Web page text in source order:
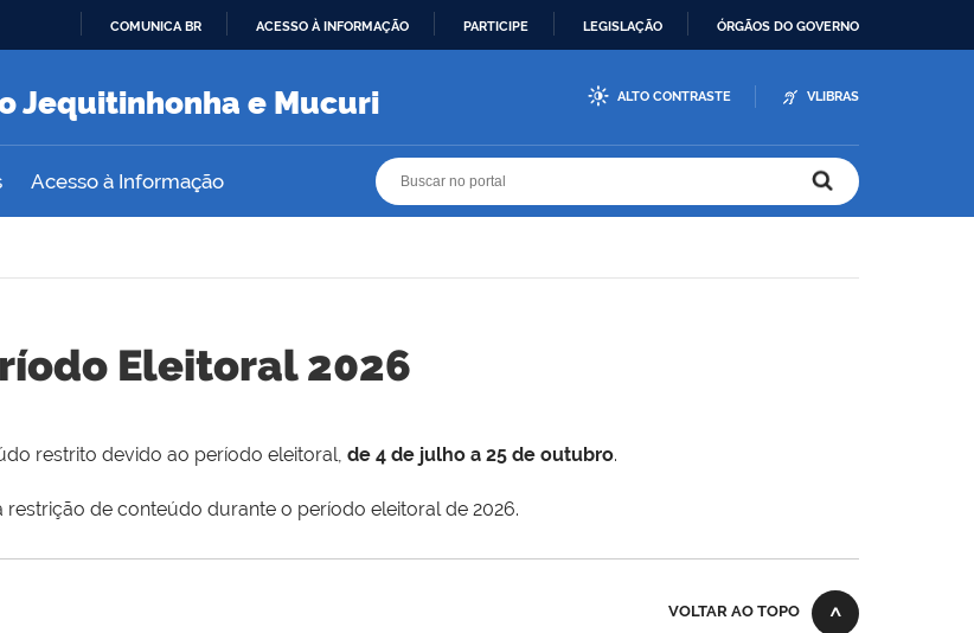
O
COMUNICA BR ACESSO À INFORMAÇÃO PARTICIPE LEGISLAÇÃO ÓRGÃOS DO GOVERNO
Jequitinhonha e Mucuri ALTO CONTRASTE VLIBRAS
Acesso à Informação
Eleitoral 2026
restrito devido ao período eleitoral, de 4 de julho a 25 de outubro.
restrição de conteúdo durante o período eleitoral de 2026.
VOLTAR AO TOPO